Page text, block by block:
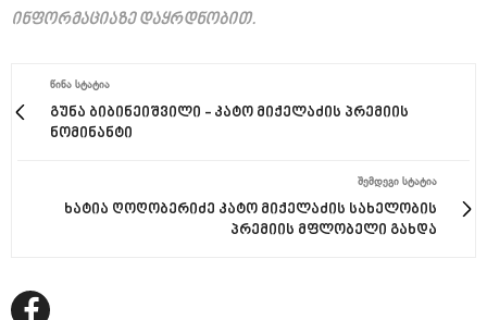
ინფორმაციაზე დაყრდნობით.
ᲬᲘᲜᲐ ᲡᲢᲐᲢᲘᲐ
გუნა ბიბინეიშვილი - კატო მიქელაძის პრემიის
ნომინანტი
ᲨᲔᲛᲓᲔᲒᲘ ᲡᲢᲐᲢᲘᲐ
ხატია ღოღობერიძე კატო მიქელაძის სახელობის
პრემიის მფლობელი გახდა